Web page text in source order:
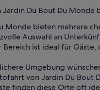
Du Bout Du Monde
Monde bieten mehrere
Auswahl an
ist ideal für
Umgebung
von Jardin Du
finden diese Orte oft